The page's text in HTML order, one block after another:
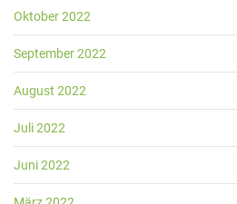
Oktober 2022
September 2022
August 2022
Juli 2022
Juni 2022